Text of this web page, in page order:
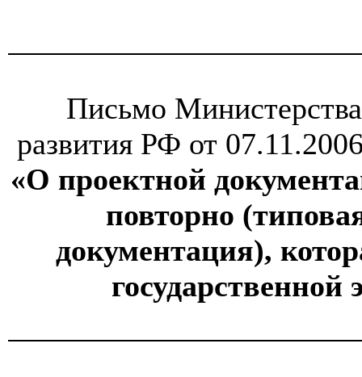
Письмо
развития РФ от
«О проектной
повторно
документация),
государственной